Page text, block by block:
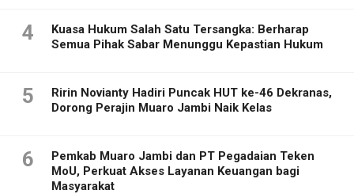
4
Kuasa Hukum Salah Satu Tersangka: Berharap
Semua Pihak Sabar Menunggu Kepastian Hukum
5
Ririn Novianty Hadiri Puncak HUT ke-46 Dekranas,
Dorong Perajin Muaro Jambi Naik Kelas
6
Pemkab Muaro Jambi dan PT Pegadaian Teken
MoU, Perkuat Akses Layanan Keuangan bagi
Masyarakat